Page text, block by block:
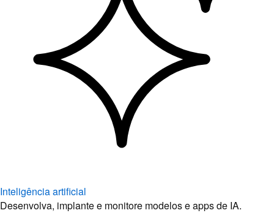
Inteligência artificial
Desenvolva, implante e monitore modelos e apps de IA.